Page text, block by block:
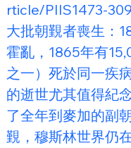
rticle/PIIS1473-
大批朝覲者喪生：
霍亂，1865年有
之一）死於同一疾
的逝世尤其值得紀
了全年到麥加的副
覲，穆斯林世界仍